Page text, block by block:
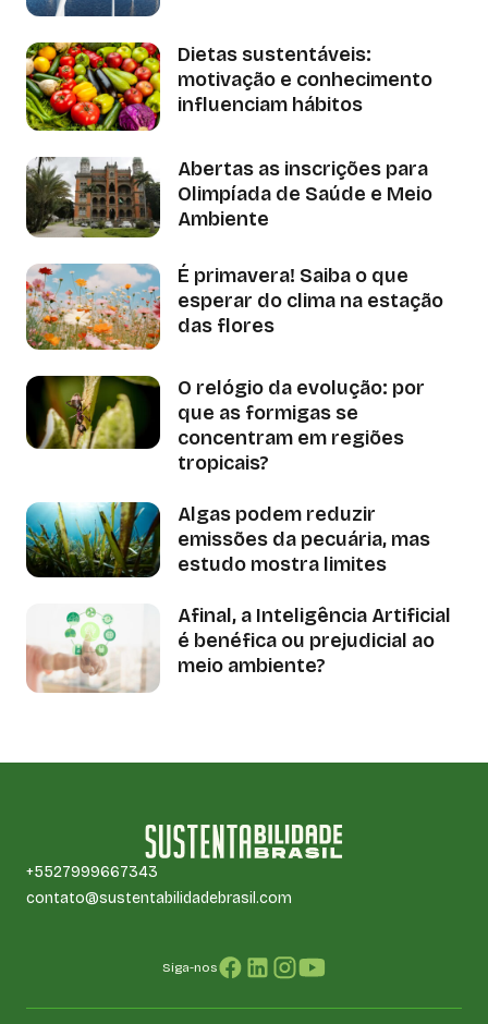
Dietas sustentáveis:
motivação e conhecimento
influenciam hábitos
Abertas as inscrições para
Olimpíada de Saúde e Meio
Ambiente
É primavera! Saiba o que
esperar do clima na estação
das flores
O relógio da evolução: por
que as formigas se
concentram em regiões
tropicais?
Algas podem reduzir
emissões da pecuária, mas
estudo mostra limites
Afinal, a Inteligência Artificial
é benéfica ou prejudicial ao
meio ambiente?
+5527999667343
contato@sustentabilidadebrasil.com
Siga-nos